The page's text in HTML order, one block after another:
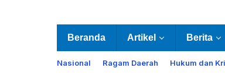
Beranda Artikel Berita
Nasional Ragam Daerah Hukum dan